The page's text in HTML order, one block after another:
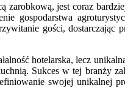
jest coraz
gospodarstwa
gości,
hotelarska, lecz
Sukces w tej branży
swojej unikalnej